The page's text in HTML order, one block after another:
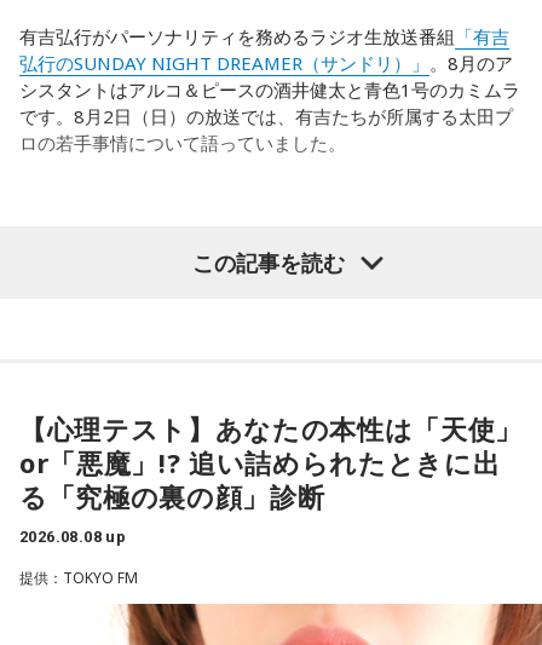
ます。
ただ、あれだけケガ人が出て、誰が出ても同じようなサッカ
ーができて、グループステージをああいう形で抜けられたと
いうのは今までなかったことですし、力がついているのは事
番組名：SPORTS BEAT supported by TOYOTA
放送日時：毎週土曜 10:00～10:50
パーソナリティ：藤木直人、高見侑里
番組Webサイト：https://www.tfm.co.jp/beat/
番組公式X：
@SPORTSBEAT_TFM
に対して変化しなきゃいけない。「こういうやり方をしま
す」「だったらこう対応します」と。
そうすると、対応された側がまた変えてくるんですよ、それ
も試合中に。ですから、ベンチからでも戦術や戦略はある程
ブラジル戦のときも「守ろう」という気持ちはなくても、ブ
だ、これは日本だけではなく、アルゼンチンと対戦したイン
グランドもそういう展開になったんですよ。サッカーってそ
ういうスポーツなんですよね。
つまり、ベンチから何か言っても（すぐに戦術を）変えられ
るほど簡単なスポーツではないんです。なぜならば、相手が
それに対してまた変化をしてくるから。だから“個”の力を高め
て、時間をつくれる選手が重要になってくるということです
有吉弘行がパーソナリティを務めるラジオ生放送番組 「有吉
弘行のSUNDAY NIGHT DREAMER（サンドリ）」 。8月のア
シスタントはアルコ＆ピースの酒井健太と青色1号のカミムラ
です。8月2日（日）の放送では、有吉たちが所属する太田プ
ロの若手事情について語っていました。
とがあると切り出し、「賞レースで結果を残していないコン
ビ、（芸歴18年目の）ぐりんぴーすがよく愚痴をこぼしてい
るのは、最近の後輩は挨拶をしてくれないんだって（笑）」
と暴露します。
有吉自身は、今では後輩から挨拶されないことがまったくな
いため分からないと前置きしつつ、「ぐりんぴーすがそう言
っていたから……その辺はどう？ 風紀が乱れているかどうか」
と質問します。
この記事を読む
【心理テスト】あなたの本性は「天使」
or「悪魔」!? 追い詰められたときに出
る「究極の裏の顔」診断
2026.08.08 up
提供：TOKYO FM